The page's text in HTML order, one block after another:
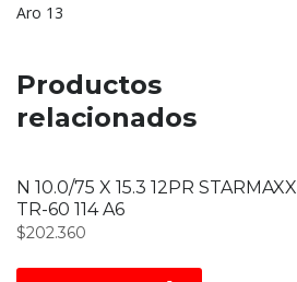
Aro 13
Productos
relacionados
N 10.0/75 X 15.3 12PR STARMAXX
TR-60 114 A6
$202.360